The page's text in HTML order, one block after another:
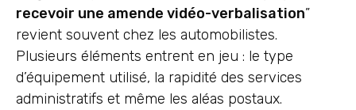
recevoir une amende vidéo-verbalisation”
revient souvent chez les automobilistes.
Plusieurs éléments entrent en jeu : le type
d’équipement utilisé, la rapidité des services
administratifs et même les aléas postaux.